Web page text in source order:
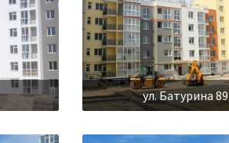
ул. Батурина 89